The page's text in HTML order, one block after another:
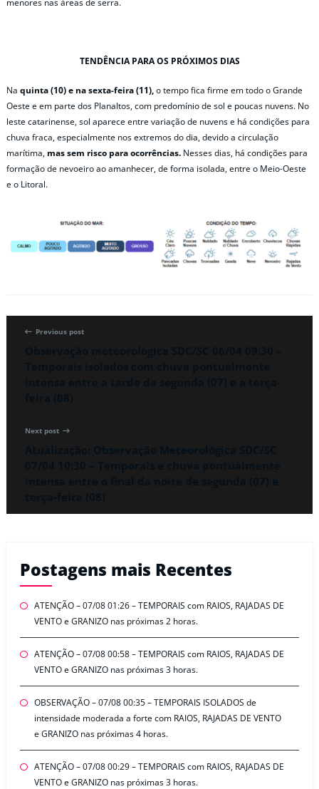
TENDÊNCIA PARA OS PRÓXIMOS DIAS
Na quinta (10) e na sexta-feira (11),o tempo fica firme em todo o Grande
Oeste e em parte dos Planaltos, com predomínio de sol e poucas nuvens. No
leste catarinense, sol aparece entre variação de nuvens e há condições para
chuva fraca, especialmente nos extremos do dia, devido a circulação
marítima, mas sem risco para ocorrências. Nesses dias, há condições para
formação de nevoeiro ao amanhecer, de forma isolada, entre o Meio-Oeste
e o Litoral.
Previous post
Next post
Postagens mais Recentes
ATENÇÃO – 07/08 01:26 – TEMPORAIS com RAIOS, RAJADAS DE
VENTO e GRANIZO nas próximas 2 horas.
ATENÇÃO – 07/08 00:58 – TEMPORAIS com RAIOS, RAJADAS DE
VENTO e GRANIZO nas próximas 3 horas.
OBSERVAÇÃO – 07/08 00:35 – TEMPORAIS ISOLADOS de
intensidade moderada a forte com RAIOS, RAJADAS DE VENTO
e GRANIZO nas próximas 4 horas.
ATENÇÃO – 07/08 00:29 – TEMPORAIS com RAIOS, RAJADAS DE
VENTO e GRANIZO nas próximas 3 horas.